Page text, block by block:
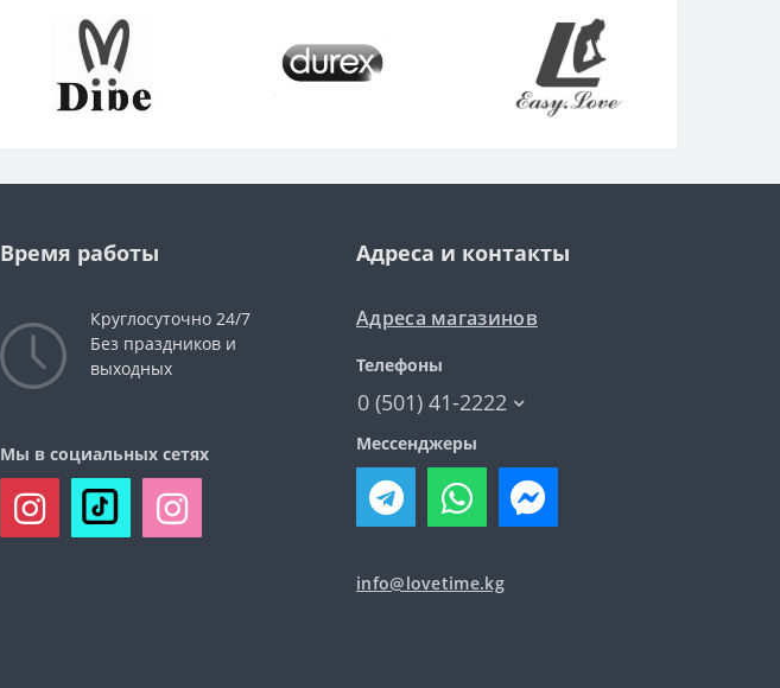
Время работы
Круглосуточно 24/7
Без праздников и
выходных
Мы в социальных сетях
Адреса и контакты
Адреса магазинов
Телефоны
0 (501) 41-2222
Мессенджеры
info@lovetime.kg